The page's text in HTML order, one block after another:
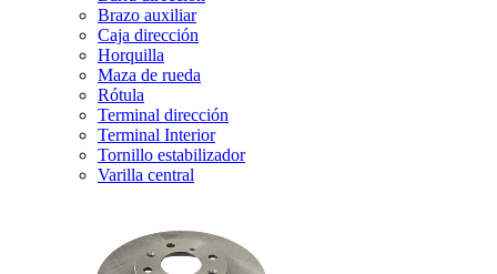
Brazo auxiliar
Caja dirección
Horquilla
Maza de rueda
Rótula
Terminal dirección
Terminal Interior
Tornillo estabilizador
Varilla central